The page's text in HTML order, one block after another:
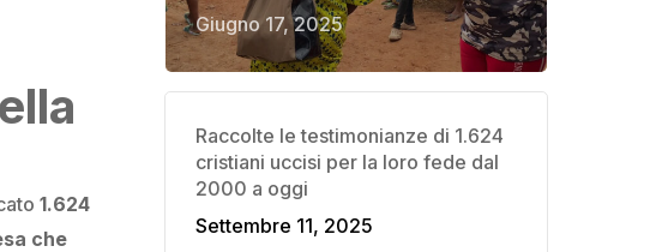
1.624
che
Giugno 17, 2025
Raccolte le testimonianze di 1.624
cristiani uccisi per la loro fede dal
2000 a oggi
Settembre 11, 2025